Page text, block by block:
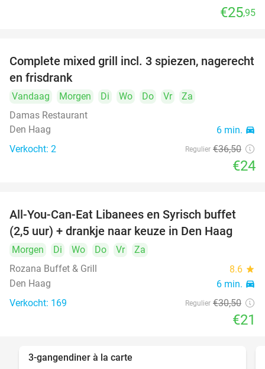
food
food
food
food
€25,95
34%
Complete mixed grill incl. 3 spiezen, nagerecht
en frisdrank
Vandaag Morgen Di Wo Do Vr
Za
Damas Restaurant
Den Haag
6 min. directions_car
Verkocht: 2 Regulier €36,50
€24
31%
All-You-Can-Eat Libanees en Syrisch buffet
(2,5 uur) + drankje naar keuze in Den Haag
Morgen Di Wo Do Vr
Za
Rozana Buffet & Grill
8.6 star
Den Haag 6 min. directions_car
Verkocht: 169 Regulier €30,50
€21
3-gangendiner à la carte